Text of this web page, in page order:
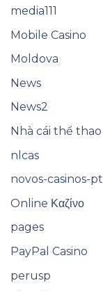
media111
Mobile Casino
Moldova
News
News2
Nhà cái thể thao
nlcas
novos-casinos-pt
Online Καζίνο
pages
PayPal Casino
perusp